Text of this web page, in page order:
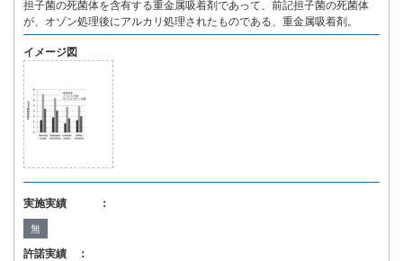
担子菌の死菌体を含有する重金属吸着剤であって、前記担子菌の死菌体
が、オゾン処理後にアルカリ処理されたものである、重金属吸着剤。
イメージ図
実施実績 ：
無
許諾実績 ：